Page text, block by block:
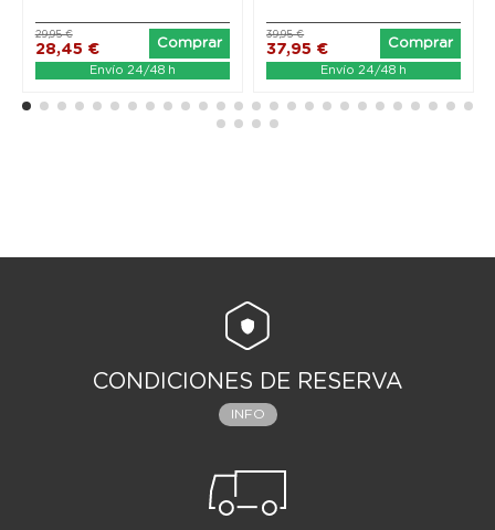
28,45 €
29,95 €
Comprar
Envío 24/48 h
37,95 €
39,95 €
Comprar
Envío 24/48 h
CONDICIONES DE RESERVA
INFO